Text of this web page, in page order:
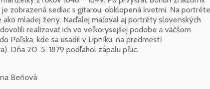
zobrazená sediac s gitarou, obklopená kvetmi. Na portréte
mladej ženy. Naďalej maľoval aj portréty slovenských
realizovať ich vo veľkorysejšej podobe a väčšom
Poľska, kde sa usadil v Lipníku, na predmestí
Dňa 20. 5. 1879 podľahol zápalu pľúc.
Beňová